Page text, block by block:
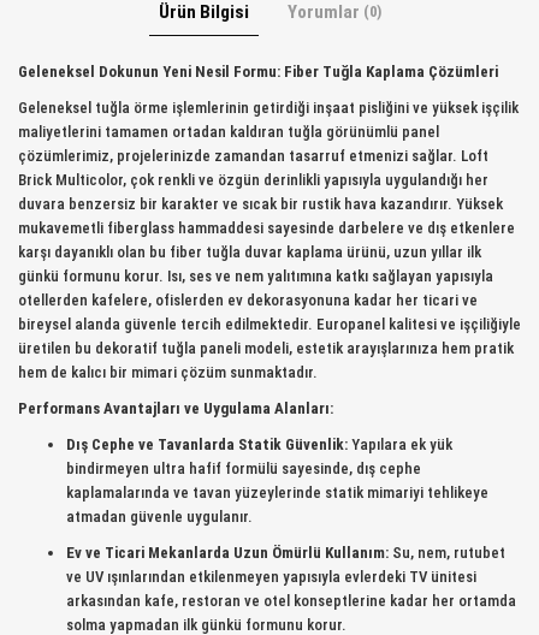
Ürün Bilgisi Yorumlar (0)
Geleneksel Dokunun Yeni Nesil Formu: Fiber Tuğla Kaplama Çözümleri
Geleneksel tuğla örme işlemlerinin getirdiği inşaat pisliğini ve yüksek işçilik
maliyetlerini tamamen ortadan kaldıran tuğla görünümlü panel
çözümlerimiz, projelerinizde zamandan tasarruf etmenizi sağlar. Loft
Brick Multicolor, çok renkli ve özgün derinlikli yapısıyla uygulandığı her
duvara benzersiz bir karakter ve sıcak bir rustik hava kazandırır. Yüksek
mukavemetli fiberglass hammaddesi sayesinde darbelere ve dış etkenlere
karşı dayanıklı olan bu fiber tuğla duvar kaplama ürünü, uzun yıllar ilk
günkü formunu korur. Isı, ses ve nem yalıtımına katkı sağlayan yapısıyla
otellerden kafelere, ofislerden ev dekorasyonuna kadar her ticari ve
bireysel alanda güvenle tercih edilmektedir. Europanel kalitesi ve işçiliğiyle
üretilen bu dekoratif tuğla paneli modeli, estetik arayışlarınıza hem pratik
hem de kalıcı bir mimari çözüm sunmaktadır.
Performans Avantajları ve Uygulama Alanları:
Dış Cephe ve Tavanlarda Statik Güvenlik: Yapılara ek yük
bindirmeyen ultra hafif formülü sayesinde, dış cephe
kaplamalarında ve tavan yüzeylerinde statik mimariyi tehlikeye
atmadan güvenle uygulanır.
Ev ve Ticari Mekanlarda Uzun Ömürlü Kullanım: Su, nem, rutubet
ve UV ışınlarından etkilenmeyen yapısıyla evlerdeki TV ünitesi
arkasından kafe, restoran ve otel konseptlerine kadar her ortamda
solma yapmadan ilk günkü formunu korur.